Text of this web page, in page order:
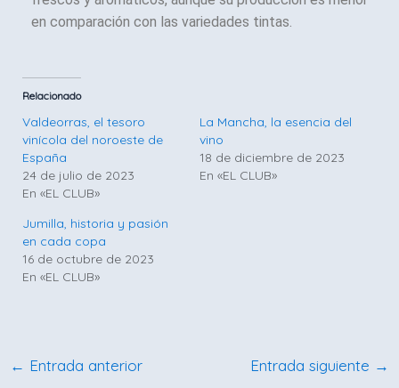
en comparación con las variedades tintas.
Relacionado
Valdeorras, el tesoro
vinícola del noroeste de
España
24 de julio de 2023
En «EL CLUB»
La Mancha, la esencia del
vino
18 de diciembre de 2023
En «EL CLUB»
Jumilla, historia y pasión
en cada copa
16 de octubre de 2023
En «EL CLUB»
← Entrada anterior Entrada siguiente →